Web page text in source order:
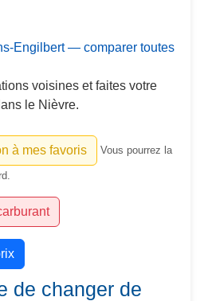
Engilbert — comparer toutes
voisines et faites votre
le Nièvre.
à mes favoris Vous pourrez la
de changer de